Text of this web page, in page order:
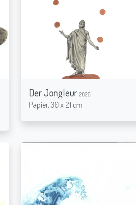
Der Jongleur 2020
Papier, 30 x 21 cm